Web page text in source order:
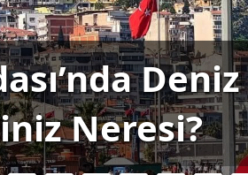
Neresi?